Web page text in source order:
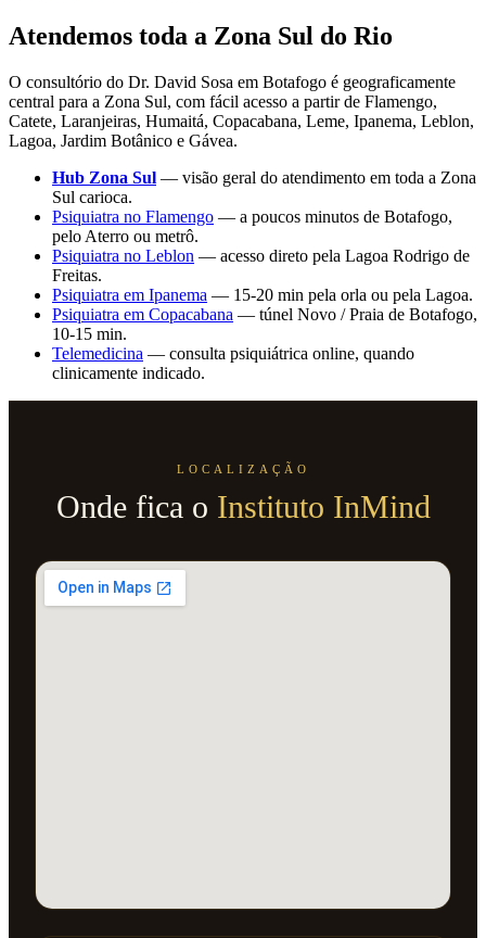
Atendemos toda a Zona Sul do Rio
O consultório do Dr. David Sosa em Botafogo é geograficamente
central para a Zona Sul, com fácil acesso a partir de Flamengo,
Catete, Laranjeiras, Humaitá, Copacabana, Leme, Ipanema, Leblon,
Lagoa, Jardim Botânico e Gávea.
Hub Zona Sul — visão geral do atendimento em toda a Zona
Sul carioca.
Psiquiatra no Flamengo — a poucos minutos de Botafogo,
pelo Aterro ou metrô.
Psiquiatra no Leblon — acesso direto pela Lagoa Rodrigo de
Freitas.
Psiquiatra em Ipanema — 15-20 min pela orla ou pela Lagoa.
Psiquiatra em Copacabana — túnel Novo / Praia de Botafogo,
10-15 min.
Telemedicina — consulta psiquiátrica online, quando
clinicamente indicado.
LOCALIZAÇÃO
Onde fica o Instituto InMind